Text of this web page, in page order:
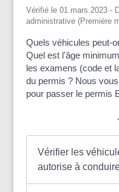
Vérifié le 01 mars 2023 -
administrative (Première
Quels véhicules peut-
Quel est l'âge
les examens (code et
du permis ? Nous
pour passer le permis
Vérifier les
autorise à